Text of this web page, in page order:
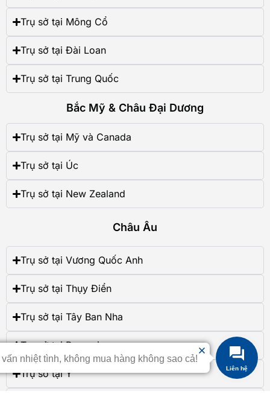
Trụ sở tại Mông Cổ
Trụ sở tại Đài Loan
Trụ sở tại Trung Quốc
Bắc Mỹ & Châu Đại Dương
Trụ sở tại Mỹ và Canada
Trụ sở tại Úc
Trụ sở tại New Zealand
Châu Âu
Trụ sở tại Vương Quốc Anh
Trụ sở tại Thụy Điển
Trụ sở tại Tây Ban Nha
Trụ sở tại Romania
Trụ sở tại Ý Liên hệ
nhiệt tình, không mua hàng không sao cả!